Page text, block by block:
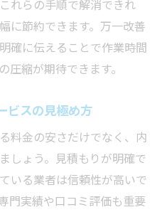
れらの手順で解消できれ
に節約できます。万一改善
確に伝えることで作業時間
圧縮が期待できます。
ビスの見極め方
料金の安さだけでなく、内
しょう。見積もりが明確で
いる業者は信頼性が高いで
門実績や口コミ評価も重要